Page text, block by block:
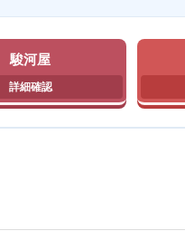
駿河屋